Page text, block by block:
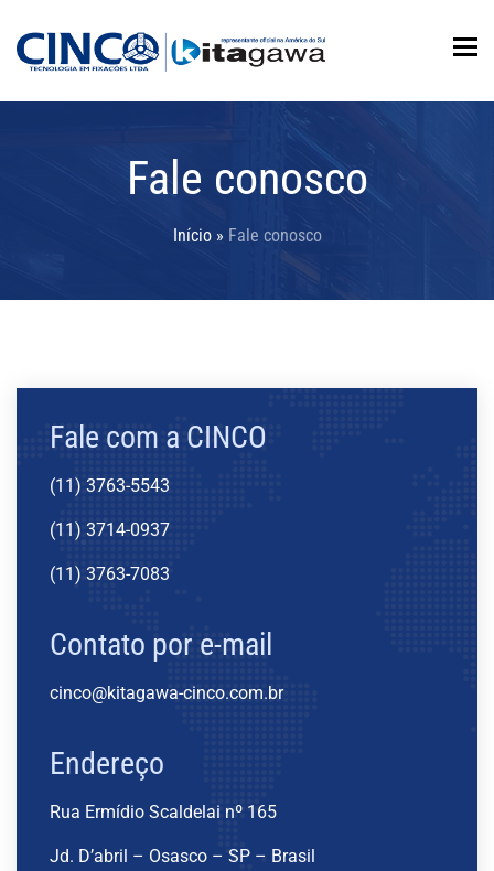
Fale conosco
Início» Fale conosco
Fale com a CINCO
(11) 3763-5543
(11) 3714-0937
(11) 3763-7083
Contato por e-mail
cinco@kitagawa-cinco.com.br
Endereço
Rua Ermídio Scaldelai nº 165
Jd. D’abril – Osasco – SP – Brasil